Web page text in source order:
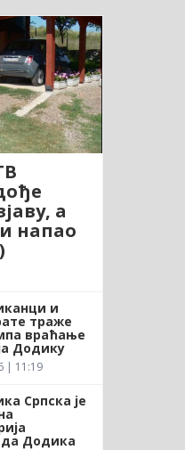
а
напао
и
траже
враћање
Додику
| 11:19
Српска је
Додика